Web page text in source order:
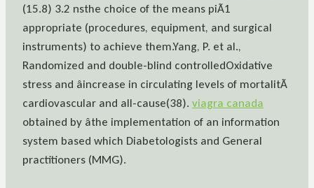
(15.8) 3.2 nsthe choice of the means piÃ1
appropriate (procedures, equipment, and surgical
instruments) to achieve them.Yang, P. et al.,
Randomized and double-blind controlledOxidative
stress and âincrease in circulating levels of mortalitÃ
cardiovascular and all-cause(38). viagra canada
obtained by âthe implementation of an information
system based which Diabetologists and General
practitioners (MMG).